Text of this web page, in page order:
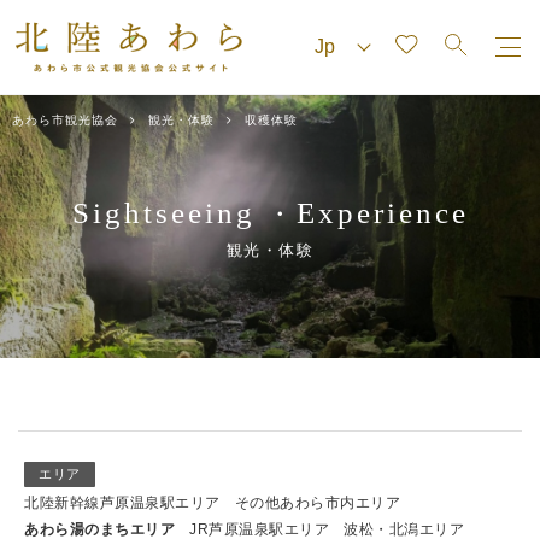
あわら市観光協会 観光・体験 収穫体験
Sightseeing・ Experience
観光・体験
エリア
北陸新幹線芦原温泉駅エリア
その他あわら市内エリア
あわら湯のまちエリア
JR芦原温泉駅エリア
波松・北潟エリア